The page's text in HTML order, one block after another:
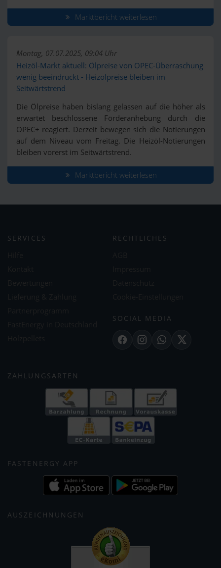
Marktbericht weiterlesen
Montag, 07.07.2025, 09:04 Uhr
Heizöl-Markt aktuell: Ölpreise von OPEC-Überraschung
wenig beeindruckt - Heizölpreise bleiben im
Seitwärtstrend
Die Ölpreise haben bislang gelassen auf die höher als
erwartet beschlossene Förderanhebung durch die
OPEC+ reagiert. Derzeit bewegen sich die Notierungen
auf dem Niveau vom Freitag. Die Heizöl-Notierungen
bleiben vorerst im Seitwärtstrend.
Marktbericht weiterlesen
SERVICES RECHTLICHES
SOCIAL MEDIA
FacebookInstagramWhatsApp
X
ZAHLUNGSARTEN
FASTENERGY APP
AUSZEICHNUNGEN